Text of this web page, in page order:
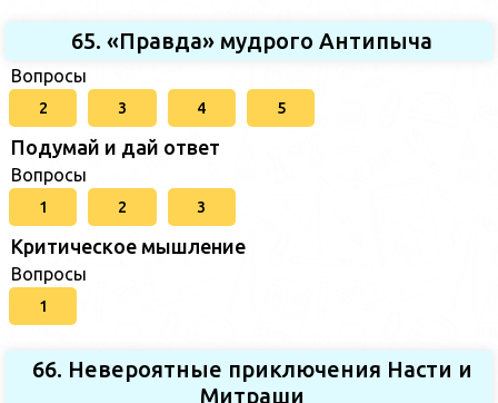
65. «Правда» мудрого Антипыча
Вопросы
2 3 4 5
Подумай и дай ответ
Вопросы
1 2 3
Критическое мышление
Вопросы
1
66. Невероятные приключения Насти и
Митраши